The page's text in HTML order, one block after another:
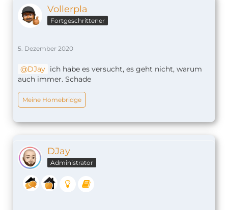
Vollerpla
Fortgeschrittener
5. Dezember 2020
DJay ich habe es versucht, es geht nicht, warum
auch immer. Schade
Meine Homebridge
DJay
Administrator